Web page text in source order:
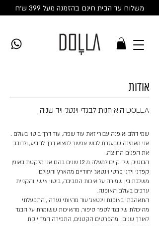
משלוח עד הבית חינם בהזמנה מעל 399 ש״ח
אודות
DOLLA היא חנות לבגדי וינטג' ויד שניה.
שמי דולב ואופנה עבורי זאת עוד שפה, עוד דרך ביטוי בעולם .
אני מאמינה שבעזרת לבוש אפשר למצוא דרך להביע, ולדובב
את הפנים החוצה.
הבוטיק שלי קיים למעלה מ 12 שנים בהם אני מלקטת באופן
קפדני וידני פרטי וינטאג' יחודיים מהארץ והעולם,
משלבת בין שמירה על איכות הסביבה, ביטוי אישי, והקניית
ערכים בעולם האופנה.
התאהבתי באופנת וינטאג' עוד מהיותי נערה , התפעלתי
מהיכולת של בגד לספר סיפור, מהאיכות ששומרת על הבגד
לאורך שנים , מהפרטים הקטנים, התפירה המדוייקת